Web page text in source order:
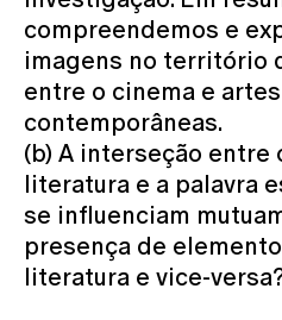
compreendemos e
imagens no território
entre o cinema e
contemporâneas.
(b) A interseção entre
literatura e a palavra
se influenciam
presença de
literatura e vice-